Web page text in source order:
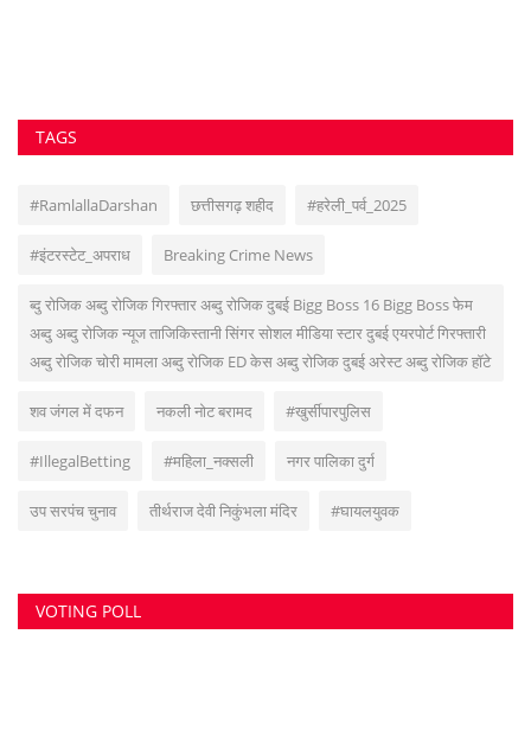
TAGS
#RamlallaDarshan छत्तीसगढ़ शहीद #हरेली_पर्व_2025
#इंटरस्टेट_अपराध Breaking Crime News
ब्दु रोजिक अब्दु रोजिक गिरफ्तार अब्दु रोजिक दुबई Bigg Boss 16 Bigg Boss फेम
अब्दु अब्दु रोजिक न्यूज ताजिकिस्तानी सिंगर सोशल मीडिया स्टार दुबई एयरपोर्ट गिरफ्तारी
अब्दु रोजिक चोरी मामला अब्दु रोजिक ED केस अब्दु रोजिक दुबई अरेस्ट अब्दु रोजिक हॉटे
शव जंगल में दफन नकली नोट बरामद #खुर्सीपारपुलिस
#IllegalBetting #महिला_नक्सली नगर पालिका दुर्ग
उप सरपंच चुनाव तीर्थराज देवी निकुंभला मंदिर #घायलयुवक
VOTING POLL